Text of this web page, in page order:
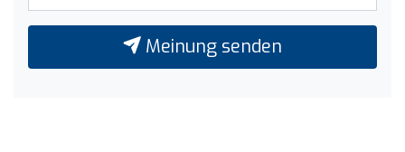
Meinung senden